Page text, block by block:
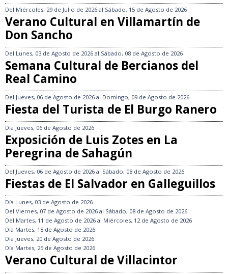
Del Miércoles, 29 de Julio de 2026 al Sábado, 15 de Agosto de 2026
Verano Cultural en Villamartín de
Don Sancho
Del Lunes, 03 de Agosto de 2026 al Sábado, 08 de Agosto de 2026
Semana Cultural de Bercianos del
Real Camino
Del Jueves, 06 de Agosto de 2026 al Domingo, 09 de Agosto de 2026
Fiesta del Turista de El Burgo Ranero
Día Jueves, 06 de Agosto de 2026
Exposición de Luis Zotes en La
Peregrina de Sahagún
Del Jueves, 06 de Agosto de 2026 al Sábado, 08 de Agosto de 2026
Fiestas de El Salvador en Galleguillos
Día Lunes, 03 de Agosto de 2026
Del Viernes, 07 de Agosto de 2026 al Sábado, 08 de Agosto de 2026
Del Martes, 11 de Agosto de 2026 al Miércoles, 12 de Agosto de 2026
Día Martes, 18 de Agosto de 2026
Día Jueves, 20 de Agosto de 2026
Día Martes, 25 de Agosto de 2026
Verano Cultural de Villacintor